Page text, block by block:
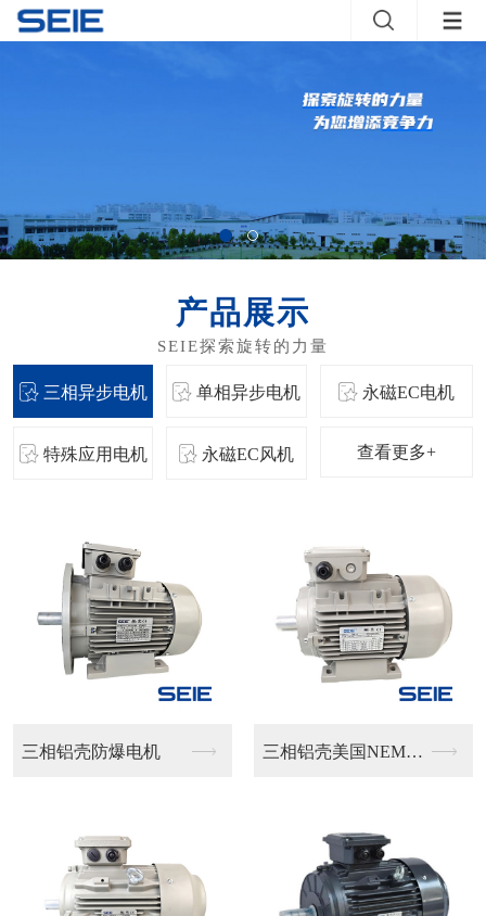
产品展示
三相异步电机 单相异步电机 永磁EC电机
特殊应用电机 永磁EC风机 查看更多+
壳防爆电机 三相铝壳美国NEMA... 单相铝